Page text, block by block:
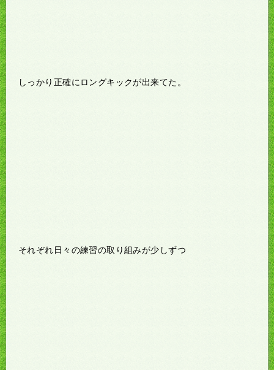
しっかり正確にロングキックが出来てた。
それぞれ日々の練習の取り組みが少しずつ